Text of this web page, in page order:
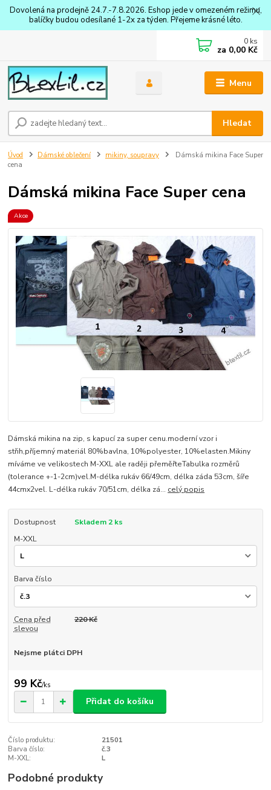
Dovolená na prodejně 24.7.-7.8.2026. Eshop jede v omezeném režimu,
balíčky budou odesílané 1-2x za týden. Přejeme krásné léto.
Menu
Hledat
0 ks
za 0,00 Kč
Úvod Dámské oblečení mikiny, soupravy
Dámská mikina Face Super
cena
Dámská mikina Face Super cena
Akce
Dámská mikina na zip, s kapucí za super cenu.moderní vzor i
střih,příjemný materiál 80%bavlna, 10%polyester, 10%elasten.Mikiny
míváme ve velikostech M-XXL ale raději přeměřteTabulka rozměrů
(tolerance +-1-2cm)vel.M-délka rukáv 66/49cm, délka záda 53cm, šíře
44cmx2vel. L-délka rukáv 70/51cm, délka zá... celý popis
Dostupnost
Skladem 2 ks
M-XXL
Barva číslo
Cena před
slevou
220 Kč
Nejsme plátci DPH
99 Kč/ks
Přidat do košíku
Číslo produktu:
21501
Barva číslo:
č.3
M-XXL:
L
Podobné produkty